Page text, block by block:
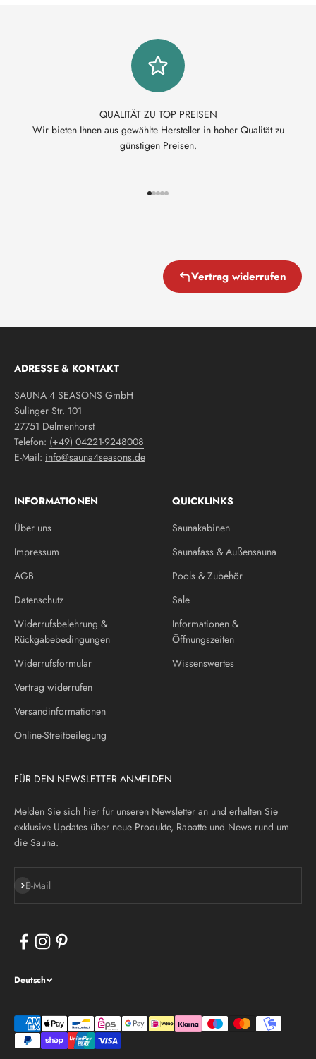
QUALITÄT ZU TOP PREISEN
Wir bieten Ihnen aus gewählte Hersteller in hoher Qualität zu
günstigen Preisen.
Vertrag widerrufen
ADRESSE & KONTAKT
SAUNA 4 SEASONS GmbH
Sulinger Str. 101
27751 Delmenhorst
Telefon: (+49) 04221-9248008
E-Mail: info@sauna4seasons.de
INFORMATIONEN
Über uns
Impressum
AGB
Datenschutz
Widerrufsbelehrung &
Rückgabebedingungen
Widerrufsformular
Vertrag widerrufen
Versandinformationen
Online-Streitbeilegung
QUICKLINKS
Saunakabinen
Saunafass & Außensauna
Pools & Zubehör
Sale
Informationen &
Öffnungszeiten
Wissenswertes
FÜR DEN NEWSLETTER ANMELDEN
Melden Sie sich hier für unseren Newsletter an und erhalten Sie
exklusive Updates über neue Produkte, Rabatte und News rund um
die Sauna.
E-Mail
Abonnieren
Deutsch